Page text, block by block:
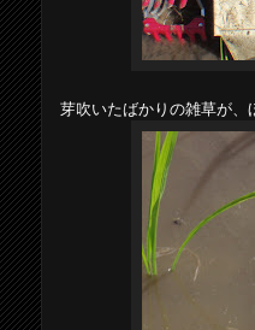
芽吹いたばかりの雑草が、